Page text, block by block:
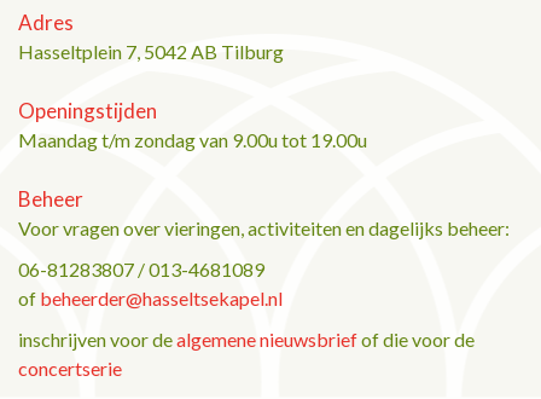
Adres
Hasseltplein 7, 5042 AB Tilburg
Openingstijden
Maandag t/m zondag van 9.00u tot 19.00u
Beheer
Voor vragen over vieringen, activiteiten en dagelijks beheer:
06-81283807 / 013-4681089
of beheerder@hasseltsekapel.nl
inschrijven voor dealgemene nieuwsbriefof die voor de
concertserie